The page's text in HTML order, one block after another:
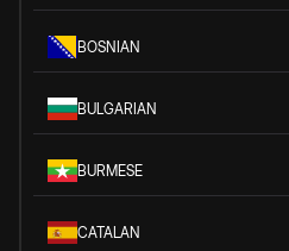
BOSNIAN
BULGARIAN
BURMESE
CATALAN